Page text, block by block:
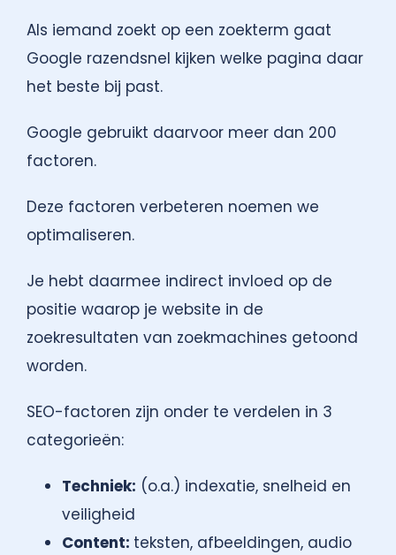
Als iemand zoekt op een zoekterm gaat
Google razendsnel kijken welke pagina daar
het beste bij past.
Google gebruikt daarvoor meer dan 200
factoren.
Deze factoren verbeteren noemen we
optimaliseren.
Je hebt daarmee indirect invloed op de
positie waarop je website in de
zoekresultaten van zoekmachines getoond
worden.
SEO-factoren zijn onder te verdelen in 3
categorieën:
Techniek: (o.a.) indexatie, snelheid en
veiligheid
Content: teksten, afbeeldingen, audio